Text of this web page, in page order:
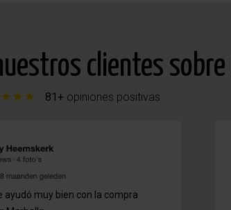
ayudó muy bien con la compra
clientes
81+ opiniones positivas